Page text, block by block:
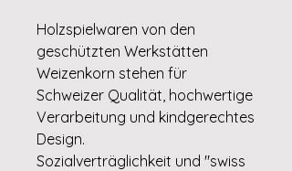
Holzspielwaren von den
geschützten Werkstätten
Weizenkorn stehen für
Schweizer Qualität, hochwertige
Verarbeitung und kindgerechtes
Design.
Sozialverträglichkeit und "swiss